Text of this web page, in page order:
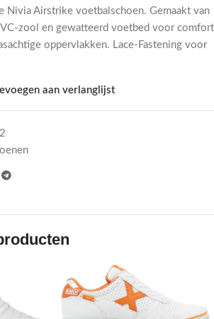
Nivia Airstrike voetbalschoen. Gemaakt van
zool en gewatteerd voetbed voor comfort
oppervlakken. Lace-Fastening voor
aan verlanglijst